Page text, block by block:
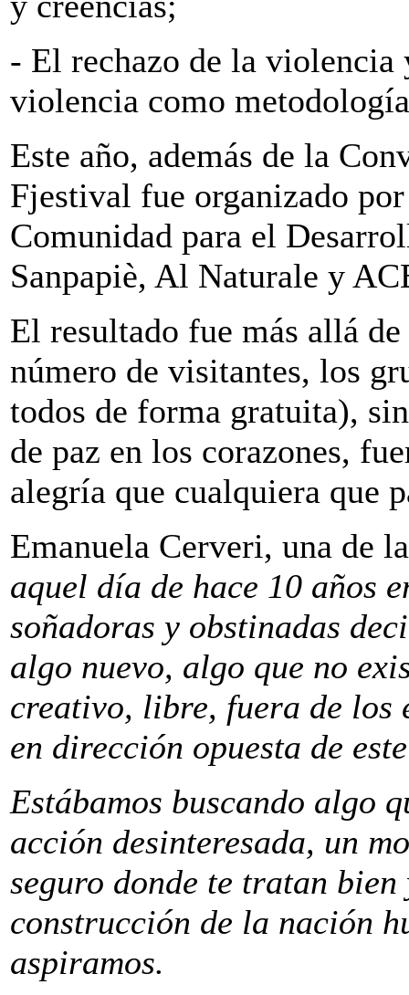
- El rechazo de la
violencia como
Este año, además de la
Fjestival fue organizado
Comunidad para el
Sanpapiè, Al Naturale y
El resultado fue más allá
número de visitantes, los
todos de forma gratuita),
de paz en los corazones,
alegría que cualquiera que
Emanuela Cerveri, una de
aquel día de hace 10 años
soñadoras y obstinadas
algo nuevo, algo que no
creativo, libre, fuera de los
en dirección opuesta de
Estábamos buscando algo
acción desinteresada, un
seguro donde te tratan
construcción de la nación
aspiramos.